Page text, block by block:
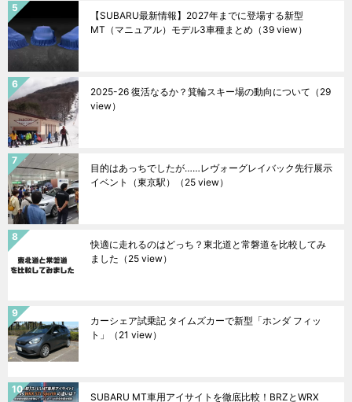
【SUBARU最新情報】2027年までに登場する新型
MT（マニュアル）モデル3車種まとめ （39 view）
2025-26 復活なるか？箕輪スキー場の動向について （29
view）
目的はあっちでしたが……レヴォーグレイバック先行展示
イベント（東京駅）
（25 view）
快適に走れるのはどっち？東北道と常磐道を比較してみ
ました （25 view）
カーシェア試乗記 タイムズカーで新型「ホンダ フィッ
ト」
（21 view）
SUBARU MT車用アイサイトを徹底比較！BRZとWRX